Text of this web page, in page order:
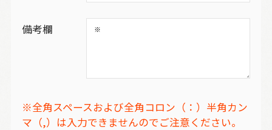
備考欄
※全角スペースおよび全角コロン（：）半角カン
マ（,）は入力できませんのでご注意ください。